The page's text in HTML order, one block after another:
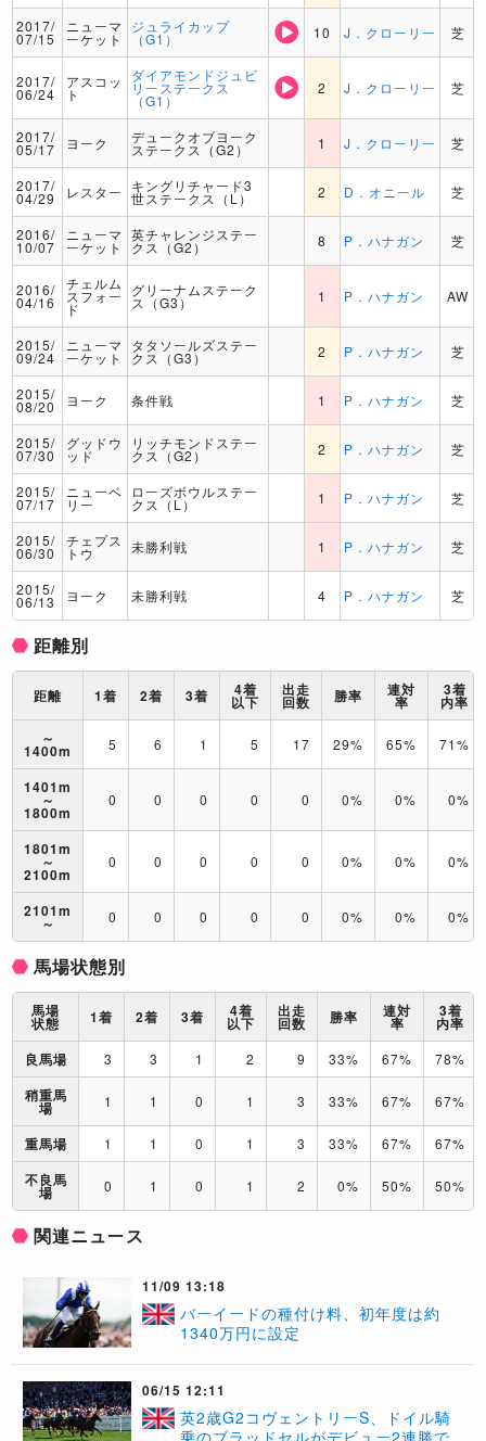
2017/
07/15
ニューマ
ーケット
ジュライカップ
（G1） 10 J．クローリー 芝
2017/
06/24
アスコッ
ト
ダイアモンドジュビ
リーステークス
（G1）
2 J．クローリー 芝
2017/
05/17 ヨーク デュークオブヨーク
ステークス（G2） 1 J．クローリー 芝
2017/
04/29 レスター キングリチャード3
世ステークス（L） 2 D．オニール 芝
2016/
10/07
ニューマ
ーケット
英チャレンジステー
クス（G2） 8 P．ハナガン 芝
2016/
04/16
チェルム
スフォー
ド
グリーナムステーク
ス（G3） 1 P．ハナガン AW
2015/
09/24
ニューマ
ーケット
タタソールズステー
クス（G3） 2 P．ハナガン 芝
2015/
08/20 ヨーク 条件戦 1 P．ハナガン 芝
2015/
07/30
グッドウ
ッド
リッチモンドステー
クス（G2） 2 P．ハナガン 芝
2015/
07/17
ニューベ
リー
ローズボウルステー
クス（L） 1 P．ハナガン 芝
2015/
06/30
チェプス
トウ 未勝利戦 1 P．ハナガン 芝
2015/
06/13 ヨーク 未勝利戦 4 P．ハナガン 芝
距離別
距離 1着 2着 3着 4着
以下
出走
回数 勝率 連対
率
3着
内率
～
1400m 5 6 1 5 17 29% 65% 71%
1401m
～
1800m
0 0 0 0 0 0% 0% 0%
1801m
～
2100m
0 0 0 0 0 0% 0% 0%
2101m
～ 0 0 0 0 0 0% 0% 0%
馬場状態別
馬場
状態 1着 2着 3着 4着
以下
出走
回数 勝率 連対
率
3着
内率
良馬場
3 3 1 2 9 33% 67% 78%
稍重馬
場 1 1 0 1 3 33% 67% 67%
重馬場 1 1 0 1 3 33% 67% 67%
不良馬
場 0 1 0 1 2 0% 50% 50%
関連ニュース
11/09 13:18
バーイードの種付け料、初年度は約
1340万円に設定
06/15 12:11
英2歳G2コヴェントリーS、ドイル騎
乗のブラッドセルがデビュー2連勝で